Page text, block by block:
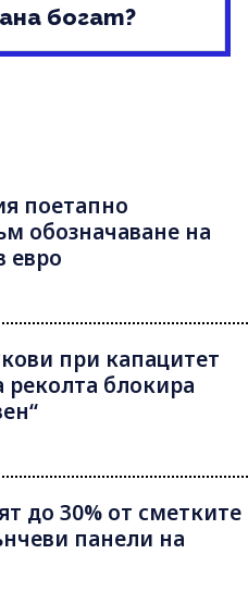
богат?
поетапно
обозначаване на
евро
при капацитет
реколта блокира
до 30% от сметките
панели на